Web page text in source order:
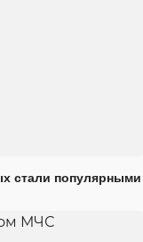
стали популярными